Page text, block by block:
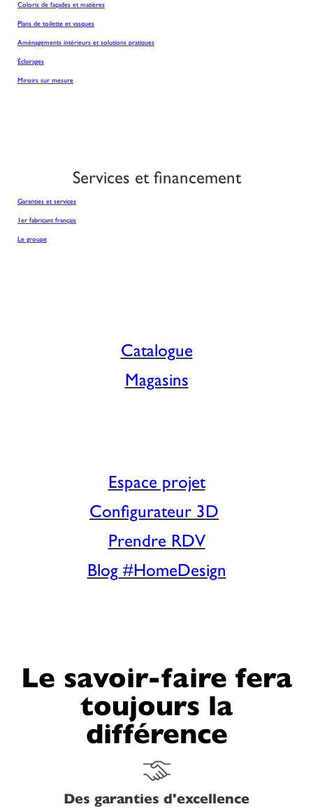
Coloris de façades et matières
Plans de toilette et vasques
Aménagements intérieurs et solutions pratiques
Éclairages
Miroirs sur mesure
Services et financement
Garanties et services
1er fabricant français
Le groupe
Catalogue
Magasins
Espace projet
Configurateur 3D
Prendre RDV
Blog #HomeDesign
Le savoir-faire fera
toujours la
différence
Des garanties d'excellence